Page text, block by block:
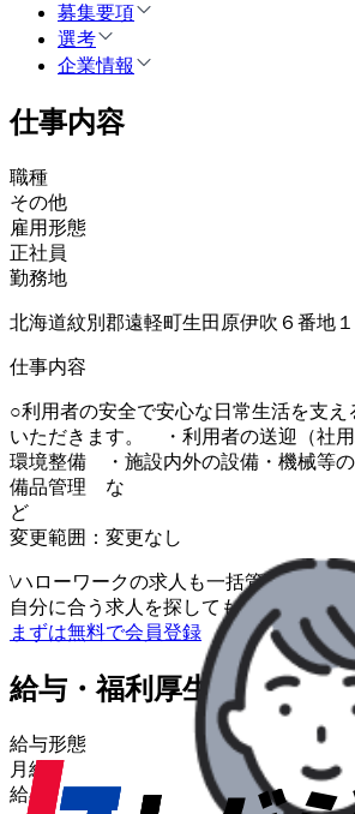
募集要項
選考
企業情報
仕事内容
職種
その他
雇用形態
正社員
勤務地
北海道紋別郡遠軽町生田原伊吹６番地１
仕事内容
○利用者の安全で安心な日常生活を支え
いただきます。 ・利用者の送迎（社
環境整備 ・施設内外の設備・機械等
備品管理 な
変更範囲：変更なし
\ハローワークの求人も一括管理
自分に合う求人を探してもらう/
まずは無料で会員登録
給与・福利厚生
給与形態
月給
給与